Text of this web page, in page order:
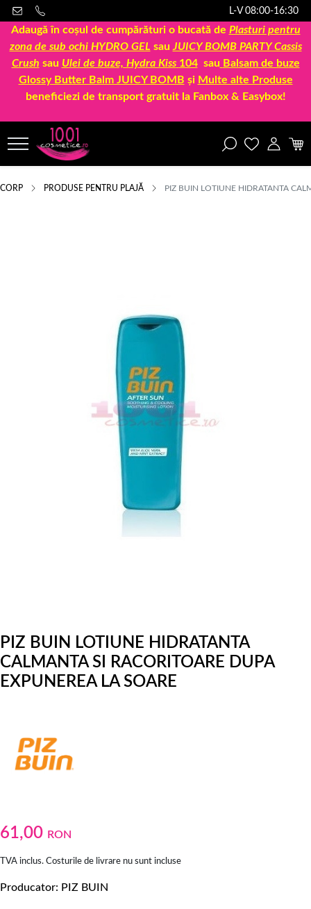
L-V 08:00-16:30
Adaugă în coșul de cumpărături o bucată de Plasturi pentru
zona de sub ochi HYDRO GEL sau JUICY BOMB PARTY Cassis
Crush sau Ulei de buze, Hydra Kiss 104sau Balsam de buze
Glossy Butter Balm JUICY BOMB și Multe alte Produse
beneficiezi de transport gratuit la Fanbox & Easybox!
CORP PRODUSE PENTRU PLAJĂ PIZ BUIN LOTIUNE HIDRATANTA
PIZ BUIN LOTIUNE HIDRATANTA
CALMANTA SI RACORITOARE DUPA
EXPUNEREA LA SOARE
61,00 RON
TVA inclus. Costurile de livrare nu sunt incluse
Producator PIZ BUIN